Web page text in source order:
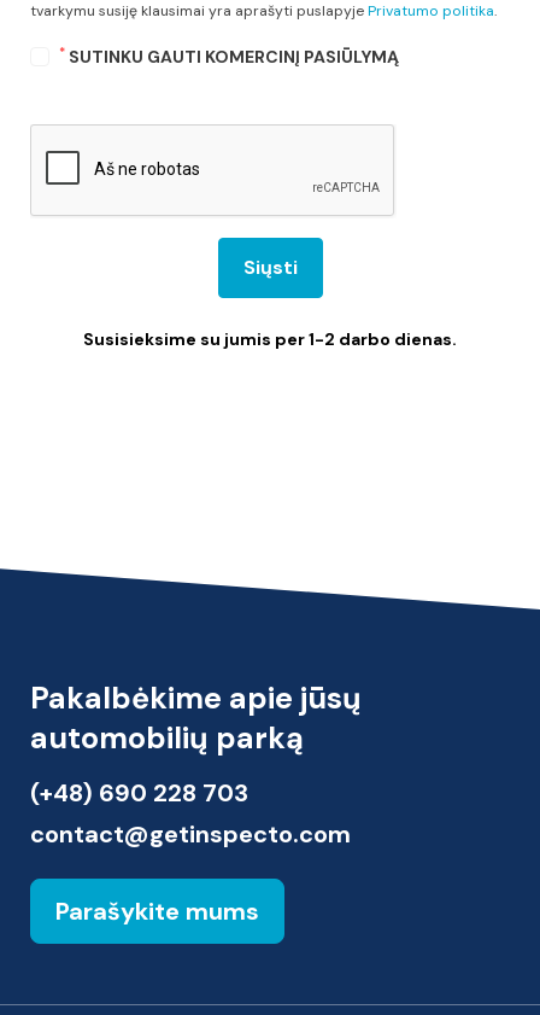
tvarkymu susiję klausimai yra aprašyti puslapyjePrivatumo politika.
* SUTINKU GAUTI KOMERCINĮ PASIŪLYMĄ
Siųsti
Susisieksime su jumis per 1-2 darbo dienas.
Pakalbėkime apie jūsų
automobilių parką
(+48) 690 228 703
contact@getinspecto.com
Parašykite mums